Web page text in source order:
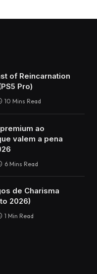
of Reincarnation
Pro)
10 Mins Read
ao
valem a pena
6 Mins Read
de Charisma
2026)
1 Min Read